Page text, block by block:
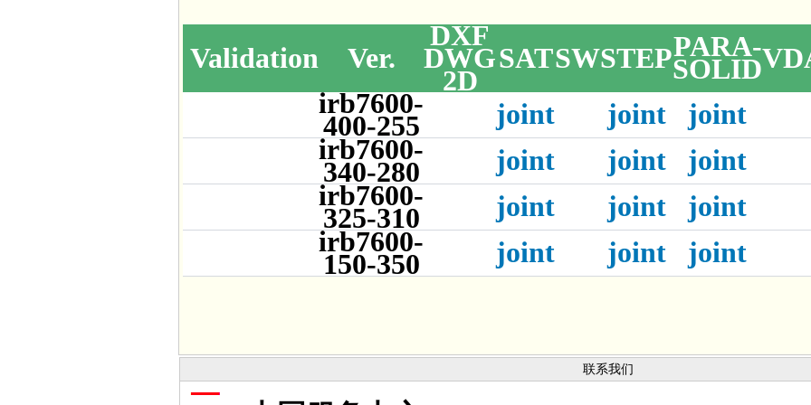
Validation Ver.
DXF
DWG
2D
SATSWSTEPPARA-
SOLID
irb7600-
400-255 joint joint joint
irb7600-
340-280 joint joint joint
irb7600-
325-310 joint joint joint
irb7600-
150-350 joint joint joint
联系我们